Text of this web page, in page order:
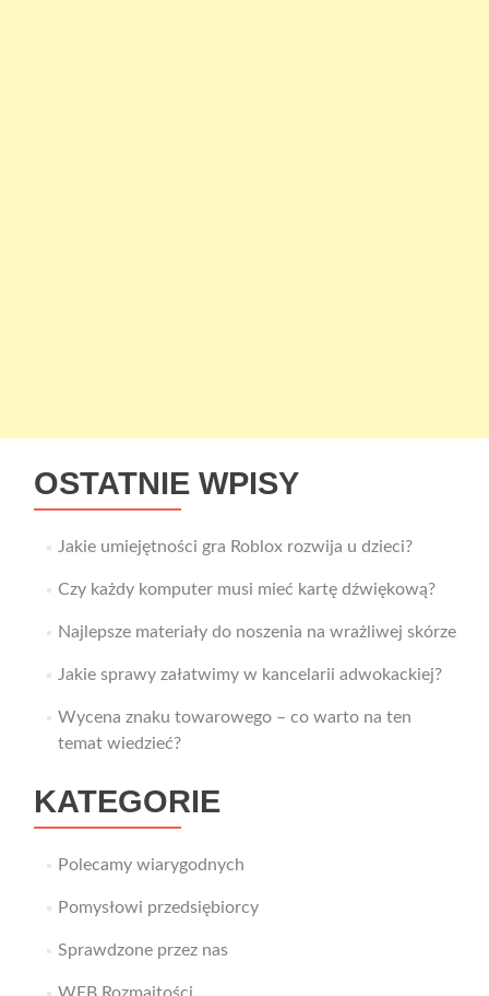
OSTATNIE WPISY
Jakie umiejętności gra Roblox rozwija u dzieci?
Czy każdy komputer musi mieć kartę dźwiękową?
Najlepsze materiały do noszenia na wrażliwej skórze
Jakie sprawy załatwimy w kancelarii adwokackiej?
Wycena znaku towarowego – co warto na ten
temat wiedzieć?
KATEGORIE
Polecamy wiarygodnych
Pomysłowi przedsiębiorcy
Sprawdzone przez nas